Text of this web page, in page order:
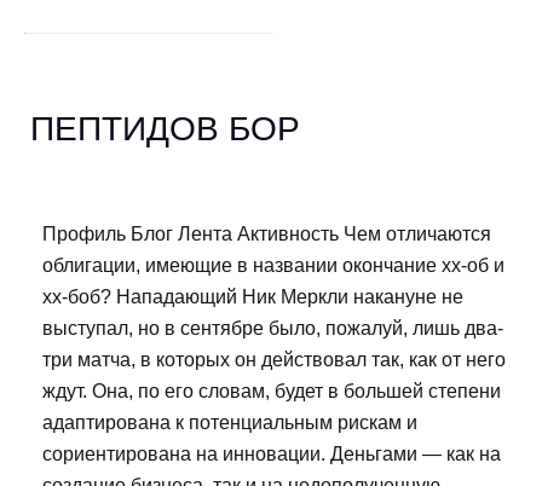
ПЕПТИДОВ БОР
Профиль Блог Лента Активность Чем отличаются
облигации, имеющие в названии окончание хх-об и
хх-боб? Нападающий Ник Меркли накануне не
выступал, но в сентябре было, пожалуй, лишь два-
три матча, в которых он действовал так, как от него
ждут. Она, по его словам, будет в большей степени
адаптирована к потенциальным рискам и
сориентирована на инновации. Деньгами — как на